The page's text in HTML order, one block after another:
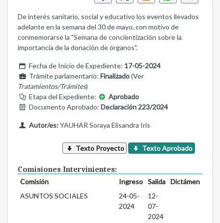
De interés sanitario, social y educativo los eventos llevados
adelante en la semana del 30 de mayo, con motivo de
conmemorarse la "Semana de concientización sobre la
importancia de la donación de órganos".
Fecha de Inicio de Expediente: 17-05-2024
Trámite parlamentario: Finalizado(Ver
Tratamientos/Trámites)
Etapa del Expediente:
Aprobado
Documento Aprobado: Declaración 223/2024
Autor/es:YAUHAR Soraya Elisandra Iris
Texto Proyecto Texto Aprobado
Comisiones Intervinientes:
Comisión Ingreso Salida
Dictámen
ASUNTOS SOCIALES
24-05-
2024
12-
07-
2024